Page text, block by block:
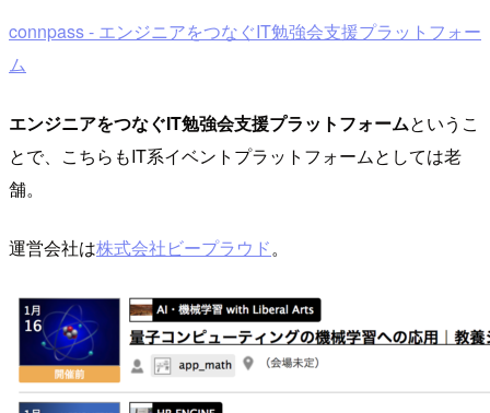
connpass - エンジニアをつなぐIT勉強会支援プラットフォー
ム
エンジニアをつなぐIT勉強会支援プラットフォームというこ
とで、こちらもIT系イベントプラットフォームとしては老
舗。
運営会社は株式会社ビープラウド。